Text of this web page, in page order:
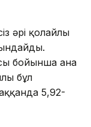
әрі қолайлы
бойынша ана
бұл
5,92-